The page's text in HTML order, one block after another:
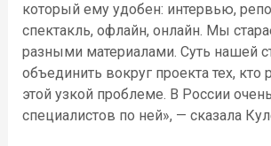
который ему удобен: интервью,
спектакль, офлайн, онлайн. Мы
разными материалами. Суть нашей
объединить вокруг проекта тех, кто
этой узкой проблеме. В России
специалистов по ней», — сказала